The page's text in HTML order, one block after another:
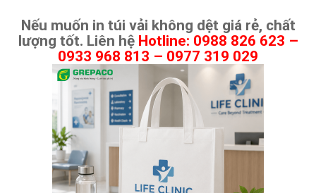
Nếu muốn in túi vải không dệt giá rẻ, chất
lượng tốt. Liên hệ Hotline: 0988 826 623 –
0933 968 813 – 0977 319 029